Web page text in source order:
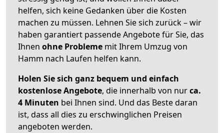
helfen, sich keine Gedanken über die Kosten
machen zu müssen. Lehnen Sie sich zurück – wir
haben garantiert passende Angebote für Sie, das
Ihnen ohne Probleme mit Ihrem Umzug von
Hamm nach Laufen helfen kann.
Holen Sie sich ganz bequem und einfach
kostenlose Angebote, die innerhalb von nurca.
4 Minuten bei Ihnen sind. Und das Beste daran
ist, dass all dies zu erschwinglichen Preisen
angeboten werden.